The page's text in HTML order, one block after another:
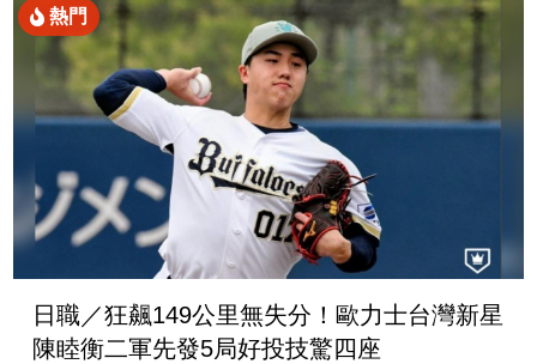
熱門
日職／狂飆149公里無失分！歐力士台灣新星
陳睦衡二軍先發5局好投技驚四座